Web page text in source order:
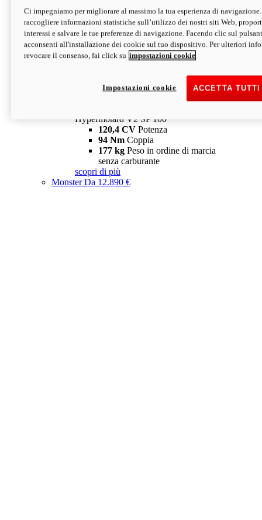
Hypermotard V2 SP
120,4 CVPotenza
94 NmCoppia
177 kgPeso in ordine di marcia
senza carburante
Depotenziata 35 kW: 18.890 € i
configura scopri di più
Hypermotard V2 SP 100
120,4 CV Potenza
94 Nm Coppia
177 kg Peso in ordine di marcia
senza carburante
scopri di più
MonsterDa 12.890 €
Ci impegniamo per migliorare al massimo la tua esperienza di
raccogliere informazioni statistiche sull’utilizzo dei nostri siti Web,
interessi e salvare le tue preferenze di navigazione. Facendo clic sul
acconsenti all'installazione dei cookie sul tuo dispositivo. Per ulteriori
revocare il consenso, fai click su impostazioni cookie
ACCETTA
Impostazioni cookie